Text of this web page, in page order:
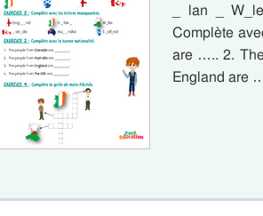
_ lan _
Complète
are ….. 2.
England are